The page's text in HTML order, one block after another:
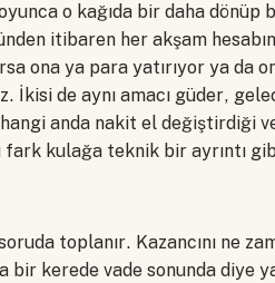
o kağıda bir daha dönüp
itibaren her akşam
ona ya para yatırıyor ya da
İkisi de aynı amacı güder,
anda nakit el değiştirdiği ve
fark kulağa teknik bir ayrıntı
toplanır. Kazancını ne
bir kerede vade sonunda diye